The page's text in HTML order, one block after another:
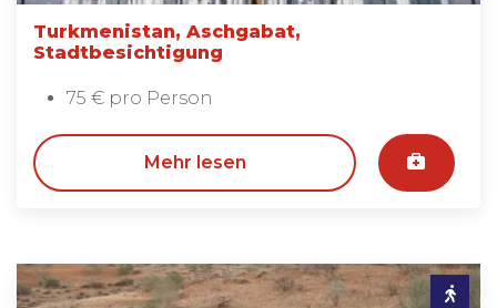
Turkmenistan, Aschgabat,
Stadtbesichtigung
75 € pro Person
Mehr lesen